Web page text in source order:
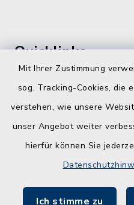
Mit Ihrer Zustimmung
sog. Tracking-Cookies, die
verstehen, wie unsere
unser Angebot weiter
hierfür können Sie
Ich stimme zu
Quicklinks
Schule am Ochsenweg
ZBmSH
Entwicklungsagentur